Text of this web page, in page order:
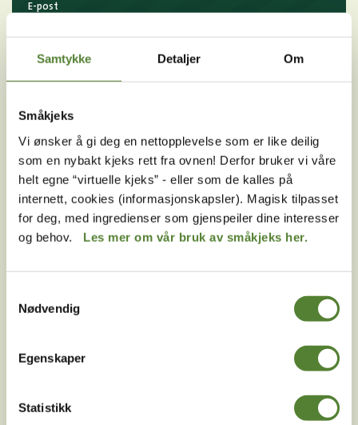
Samtykke Detaljer Om
Småkjeks
Vi ønsker å gi deg en nettopplevelse som er like deilig
som en nybakt kjeks rett fra ovnen! Derfor bruker vi våre
helt egne “virtuelle kjeks” - eller som de kalles på
internett, cookies (informasjonskapsler). Magisk tilpasset
for deg, med ingredienser som gjenspeiler dine interesser
og behov. Les mer om vår bruk av småkjeks her.
Nødvendig
Egenskaper
Statistikk
E-post
MELD MEG PÅ
Ved å melde deg på vårt nyhetsbrev godtar du våre
Følg oss på
sosiale medier!
Instagram TikTok Snapchat
LinkedIn